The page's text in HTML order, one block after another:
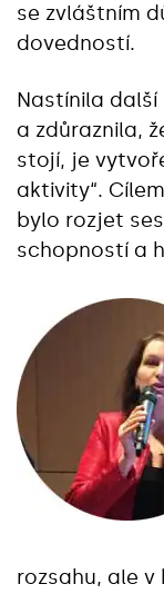
se zvláštním
dovedností.
Nastínila
a zdůraznila,
stojí, je
aktivity“.
bylo rozjet
schopností a
rozsahu, ale v